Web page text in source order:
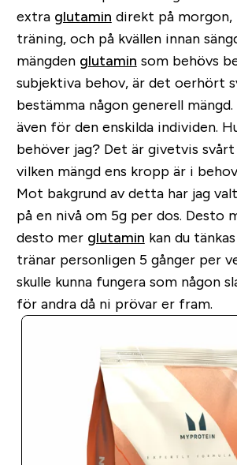
extra glutamin direkt på morgon,
träning, och på kvällen innan
mängden glutamin som behövs
subjektiva behov, är det oerhört
bestämma någon generell
även för den enskilda individen.
behöver jag? Det är givetvis
vilken mängd ens kropp är i
Mot bakgrund av detta har jag
på en nivå om 5g per dos. Desto
desto mer glutamin kan du
tränar personligen 5 gånger per
skulle kunna fungera som någon
för andra då ni prövar er fram.